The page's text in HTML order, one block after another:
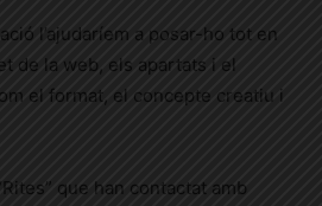
l’ajudaríem a posar-ho tot en
de la web, els apartats i el
el format, el concepte creatiu i
que han contactat amb